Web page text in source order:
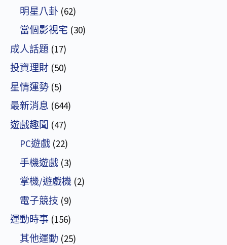
明星八卦 (62)
當個影視宅 (30)
成人話題 (17)
投資理財 (50)
星情運勢 (5)
最新消息 (644)
遊戲趣聞 (47)
PC遊戲 (22)
手機遊戲 (3)
掌機/遊戲機 (2)
電子競技 (9)
運動時事 (156)
其他運動 (25)